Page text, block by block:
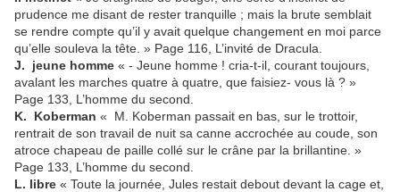
prudence me disant de rester tranquille ; mais la brute semblait
se rendre compte qu’il y avait quelque changement en moi parce
qu’elle souleva la tête. » Page 116, L’invité de Dracula.
J. jeune homme « - Jeune homme ! cria-t-il, courant toujours,
avalant les marches quatre à quatre, que faisiez- vous là ? »
Page 133, L’homme du second.
K. Koberman « M. Koberman passait en bas, sur le trottoir,
rentrait de son travail de nuit sa canne accrochée au coude, son
atroce chapeau de paille collé sur le crâne par la brillantine. »
Page 133, L’homme du second.
L. libre « Toute la journée, Jules restait debout devant la cage et,